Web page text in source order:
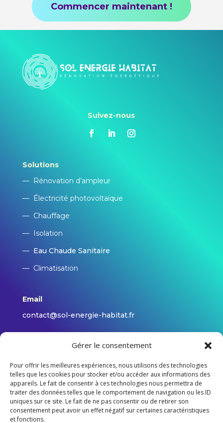
Gérer le consentement
Pour offrir les meilleures expériences, nous utilisons des technologies
telles que les cookies pour stocker et/ou accéder aux informations des
appareils. Le fait de consentir à ces technologies nous permettra de
traiter des données telles que le comportement de navigation ou les ID
uniques sur ce site. Le fait de ne pas consentir ou de retirer son
consentement peut avoir un effet négatif sur certaines caractéristiques
et fonctions.
Commencer maintenant !
Suivez-nous
Solutions
— Rénovation d’ampleur
— Électricité photovoltaïque
— Chauffage
— Isolation
— Eau Chaude Sanitaire
— Climatisation
Email
contact@sol-energie-habitat.fr
Nous contacter